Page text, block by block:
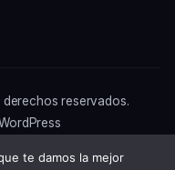
derechos reservados.
te damos la mejor